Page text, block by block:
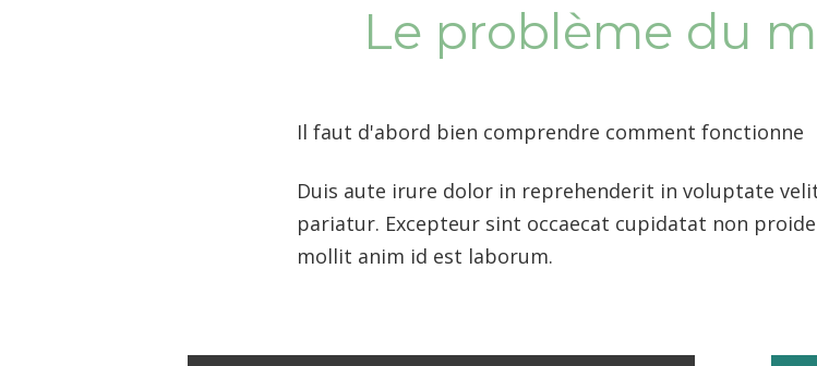
Le problème du
Il faut d'abord bien comprendre comment fonctionne
Duis aute irure dolor in reprehenderit in voluptate
pariatur. Excepteur sint occaecat cupidatat non
mollit anim id est laborum.